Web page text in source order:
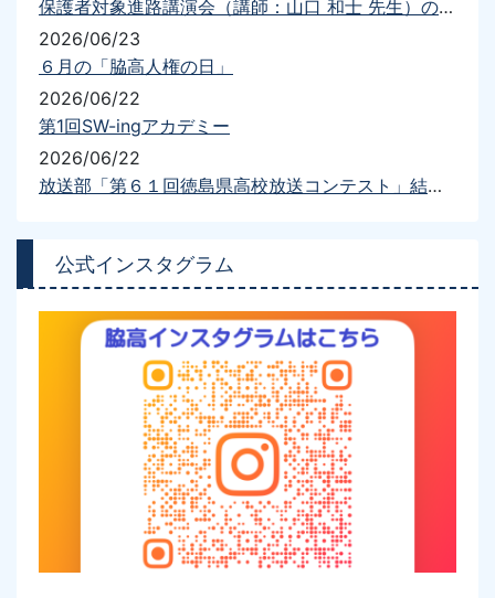
公式インスタグラム
保護者対象進路講演会（講師：山口 和士 先生）の開催について
2026/06/23
６月の「脇高人権の日」
2026/06/22
第1回SW-ingアカデミー
2026/06/22
放送部「第６１回徳島県高校放送コンテスト」結果報告